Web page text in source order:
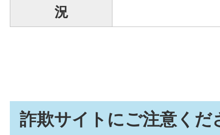
況
詐欺サイトにご注意くだ